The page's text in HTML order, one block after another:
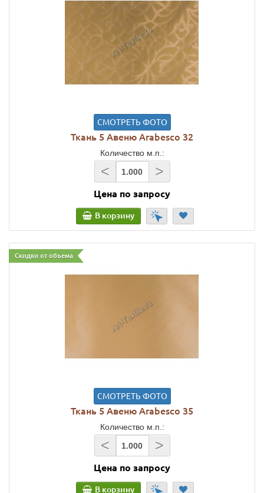
СМОТРЕТЬ ФОТО
Ткань 5 Авеню Arabesco 32
Количество м.п.:
< >
Цена по запросу
В корзину
Скидки от объема
СМОТРЕТЬ ФОТО
Ткань 5 Авеню Arabesco 35
Количество м.п.:
< >
Цена по запросу
В корзину